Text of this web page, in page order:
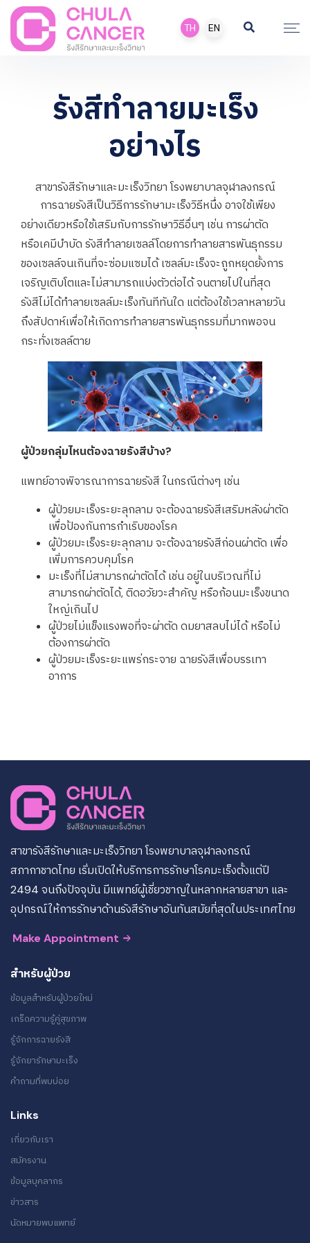
TH EN
รังสีทำลายมะเร็ง
อย่างไร
สาขารังสีรักษาและมะเร็งวิทยา โรงพยาบาลจุฬาลงกรณ์
การฉายรังสีเป็นวิธีการรักษามะเร็งวิธีหนึ่ง อาจใช้เพียง
อย่างเดียวหรือใช้เสริมกับการรักษาวิธีอื่นๆ เช่น การผ่าตัด
หรือเคมีบำบัด รังสีทำลายเซลล์โดยการทำลายสารพันธุกรรม
ของเซลล์จนเกินที่จะซ่อมแซมได้ เซลล์มะเร็งจะถูกหยุดยั้งการ
เจริญเติบโตและไม่สามารถแบ่งตัวต่อได้ จนตายไปในที่สุด
รังสีไม่ได้ทำลายเซลล์มะเร็งทันทีทันใด แต่ต้องใช้เวลาหลายวัน
ถึงสัปดาห์เพื่อให้เกิดการทำลายสารพันธุกรรมที่มากพอจน
กระทั่งเซลล์ตาย
ผู้ป่วยกลุ่มไหนต้องฉายรังสีบ้าง?
แพทย์อาจพิจารณาการฉายรังสี ในกรณีต่างๆ เช่น
ผู้ป่วยมะเร็งระยะลุกลาม จะต้องฉายรังสีเสริมหลังผ่าตัด
เพื่อป้องกันการกำเริบของโรค
ผู้ป่วยมะเร็งระยะลุกลาม จะต้องฉายรังสีก่อนผ่าตัด เพื่อ
เพิ่มการควบคุมโรค
มะเร็งที่ไม่สามารถผ่าตัดได้ เช่น อยู่ในบริเวณที่ไม่
สามารถผ่าตัดได้, ติดอวัยวะสำคัญ หรือก้อนมะเร็งขนาด
ใหญ่เกินไป
ผู้ป่วยไม่แข็งแรงพอที่จะผ่าตัด ดมยาสลบไม่ได้ หรือไม่
ต้องการผ่าตัด
ผู้ป่วยมะเร็งระยะแพร่กระจาย ฉายรังสีเพื่อบรรเทา
อาการ
สาขารังสีรักษาและมะเร็งวิทยา โรงพยาบาลจุฬาลงกรณ์
สภากาชาดไทย เริ่มเปิดให้บริการการรักษาโรคมะเร็งตั้งแต่ปี
2494 จนถึงปัจจุบัน มีแพทย์ผู้เชี่ยวชาญในหลากหลายสาขา และ
อุปกรณ์ให้การรักษาด้านรังสีรักษาอันทันสมัยที่สุดในประเทศไทย
Make Appointment
สำหรับผู้ป่วย
ข้อมูลสำหรับผู้ป่วยใหม่
เกร็ดความรู้คู่สุขภาพ
รู้จักการฉายรังสี
รู้จักยารักษามะเร็ง
คำถามที่พบบ่อย
Links
เกี่ยวกับเรา
สมัครงาน
ข้อมูลบุคลากร
ข่าวสาร
นัดหมายพบแพทย์